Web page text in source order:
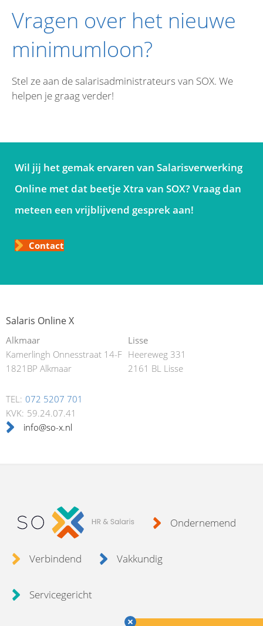
Vragen over het nieuwe
minimumloon?
Stel ze aan de salarisadministrateurs van SOX. We
helpen je graag verder!
Wil jij het gemak ervaren van Salarisverwerking
Online met dat beetje Xtra van SOX? Vraag dan
meteen een vrijblijvend gesprek aan!
Contact
Salaris Online X
Alkmaar
Kamerlingh Onnesstraat 14-F
1821BP Alkmaar
Lisse
Heereweg 331
2161 BL Lisse
TEL: 072 5207 701
KVK: 59.24.07.41
info@so-x.nl
Ondernemend
Verbindend Vakkundig
Servicegericht